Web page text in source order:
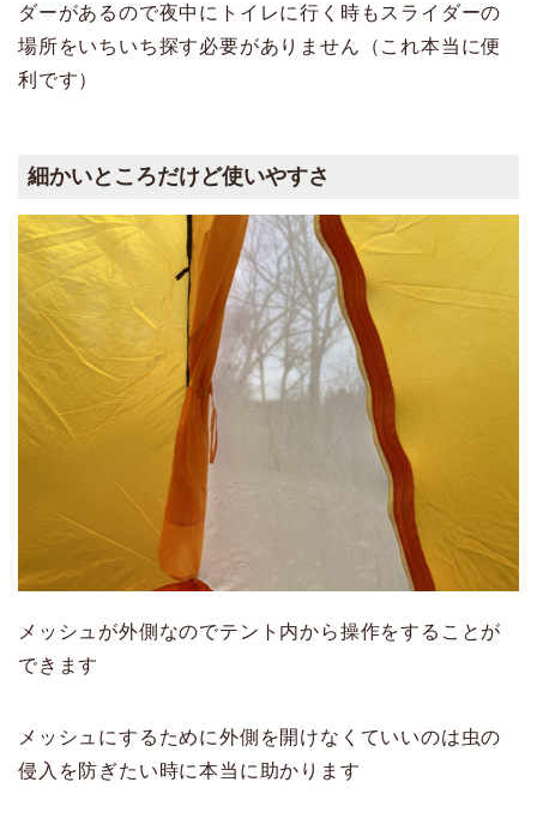
ダーがあるので夜中にトイレに行く時もスライダーの
場所をいちいち探す必要がありません（これ本当に便
利です）
細かいところだけど使いやすさ
メッシュが外側なのでテント内から操作をすることが
できます
メッシュにするために外側を開けなくていいのは虫の
侵入を防ぎたい時に本当に助かります